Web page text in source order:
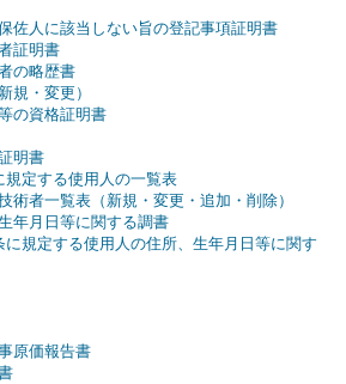
佐人に該当しない旨の登記事項証明書
証明書
の略歴書
規・変更）
の資格証明書
明書
定する使用人の一覧表
術者一覧表（新規・変更・追加・削除）
年月日等に関する調書
規定する使用人の住所、生年月日等に関す
原価報告書